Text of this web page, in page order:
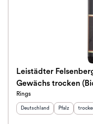
Leistädter
Gewächs trocken
Rings
Herkunftsland
Deutschland Pfalz